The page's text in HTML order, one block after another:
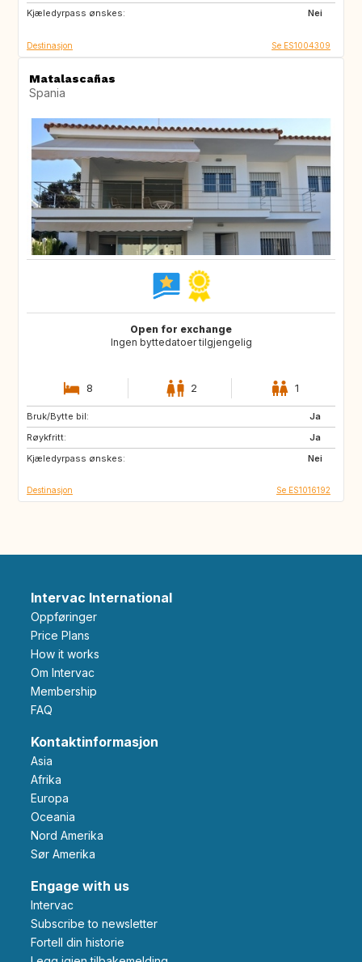
Kjæledyrpass ønskes:
Nei
Destinasjon Se ES1004309
Matalascañas
Spania
Open for exchange
Ingen byttedatoer tilgjengelig
8 2 1
Bruk/Bytte bil:
Ja
Røykfritt:
Ja
Kjæledyrpass ønskes:
Nei
IT
PE
AR
Destinasjon Se ES1016192
Intervac International
Oppføringer
Price Plans
How it works
Om Intervac
Membership
FAQ
Kontaktinformasjon
Asia
Afrika
Europa
Oceania
Nord Amerika
Sør Amerika
Engage with us
Intervac
Subscribe to newsletter
Fortell din historie